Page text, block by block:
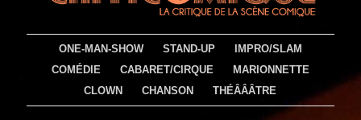
ONE-MAN-SHOW STAND-UP
IMPRO/SLAM
COMÉDIE
CABARET/CIRQUE
MARIONNETTE
CLOWN
CHANSON THÉÂÂÂTRE